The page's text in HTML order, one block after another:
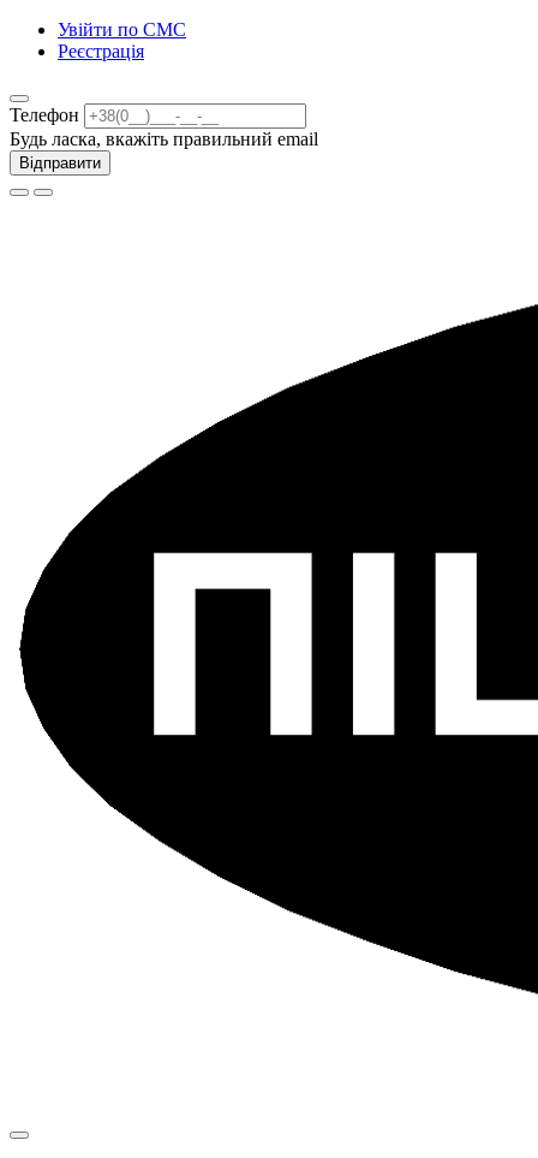
Увійти по СМС
Реєстрація
Телефон
Будь ласка, вкажіть правильний email
Відправити